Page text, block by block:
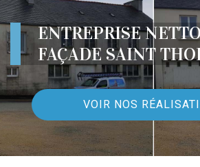
ENTREPRISE
FAÇADE SAINT
VOIR NOS